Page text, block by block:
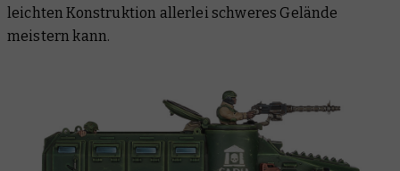
leichten Konstruktion allerlei schweres Gelände
meistern kann.